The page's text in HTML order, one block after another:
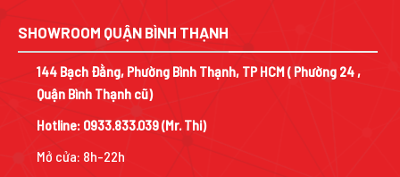
SHOWROOM QUẬN BÌNH THẠNH
144 Bạch Đằng, Phường Bình Thạnh, TP HCM ( Phường 24 ,
Quận Bình Thạnh cũ)
Hotline: 0933.833.039(Mr. Thi)
Mở cửa: 8h-22h